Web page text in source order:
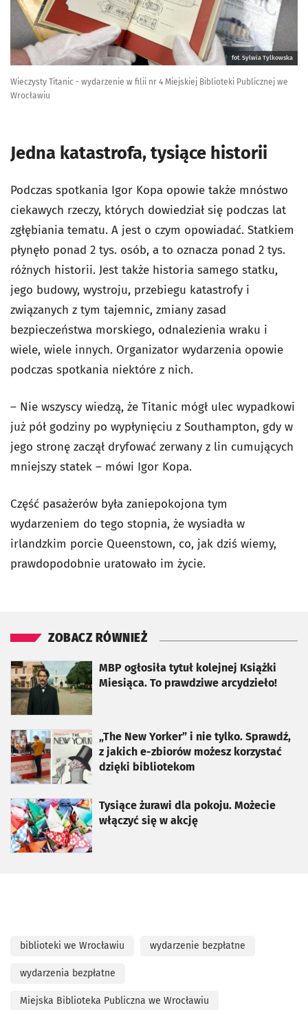
fot. Sylwia Tylkowska
Wieczysty Titanic - wydarzenie w filii nr 4 Miejskiej Biblioteki Publicznej we
Wrocławiu
Jedna katastrofa, tysiące historii
Podczas spotkania Igor Kopa opowie także mnóstwo
ciekawych rzeczy, których dowiedział się podczas lat
zgłębiania tematu. A jest o czym opowiadać. Statkiem
płynęło ponad 2 tys. osób, a to oznacza ponad 2 tys.
różnych historii. Jest także historia samego statku,
jego budowy, wystroju, przebiegu katastrofy i
związanych z tym tajemnic, zmiany zasad
bezpieczeństwa morskiego, odnalezienia wraku i
wiele, wiele innych. Organizator wydarzenia opowie
podczas spotkania niektóre z nich.
– Nie wszyscy wiedzą, że Titanic mógł ulec wypadkowi
już pół godziny po wypłynięciu z Southampton, gdy w
jego stronę zaczął dryfować zerwany z lin cumujących
mniejszy statek – mówi Igor Kopa.
Część pasażerów była zaniepokojona tym
wydarzeniem do tego stopnia, że wysiadła w
irlandzkim porcie Queenstown, co, jak dziś wiemy,
prawdopodobnie uratowało im życie.
ZOBACZ RÓWNIEŻ
MBP ogłosiła tytuł kolejnej Książki
Miesiąca. To prawdziwe arcydzieło!
otworzy się w nowej karcie
„The New Yorker” i nie tylko. Sprawdź,
z jakich e-zbiorów możesz korzystać
dzięki bibliotekom
otworzy się w nowej karcie
Tysiące żurawi dla pokoju. Możecie
włączyć się w akcję
otworzy się w nowej karcie
biblioteki we Wrocławiu wydarzenie bezpłatne
wydarzenia bezpłatne
Miejska Biblioteka Publiczna we Wrocławiu